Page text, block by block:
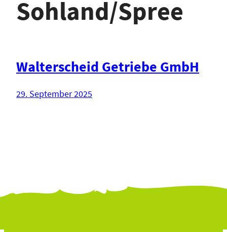
Sohland/Spree
Walterscheid Getriebe GmbH
29. September 2025